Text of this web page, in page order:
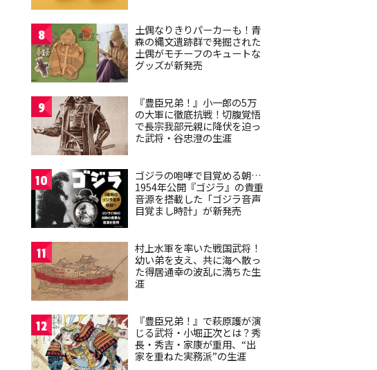
8
土偶なりきりパーカーも！青
森の縄文遺跡群で発掘された
土偶がモチーフのキュートな
グッズが新発売
9
『豊臣兄弟！』小一郎の5万
の大軍に徹底抗戦！切腹覚悟
で長宗我部元親に降伏を迫っ
た武将・谷忠澄の生涯
10
ゴジラの咆哮で目覚める朝…
1954年公開『ゴジラ』の貴重
音源を搭載した「ゴジラ音声
目覚まし時計」が新発売
11
村上水軍を率いた戦国武将！
幼い弟を支え、共に海へ散っ
た得居通幸の波乱に満ちた生
涯
12
『豊臣兄弟！』で萩原護が演
じる武将・小堀正次とは？秀
長・秀吉・家康が重用、“出
家を重ねた実務派”の生涯